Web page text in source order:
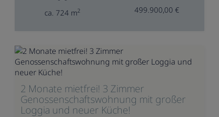
ca. 724 m2 499.900,00 €
2 Monate mietfrei! 3 Zimmer
Genossenschaftswohnung mit großer
Loggia und neuer Küche!